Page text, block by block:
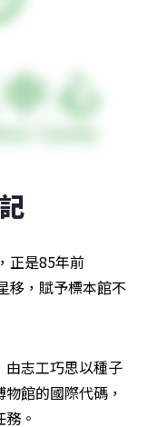
正是85年前
移，賦予標本館不
由志工巧思以種子
館的國際代碼，
。